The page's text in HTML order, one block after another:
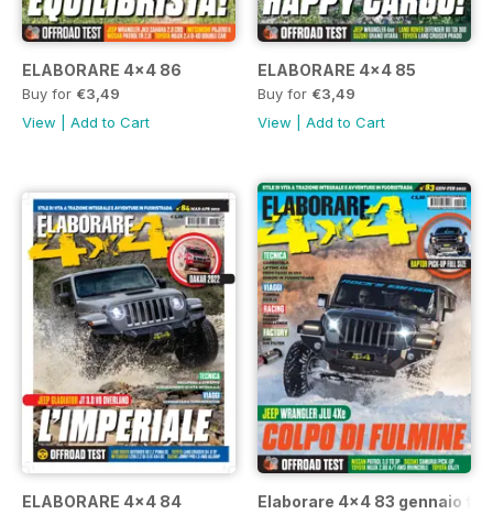
ELABORARE 4x4 86
Buy for €3,49
View
Add to Cart
ELABORARE 4x4 85
Buy for €3,49
View
Add to Cart
ELABORARE 4x4 84 Elaborare 4x4 83 gennaio